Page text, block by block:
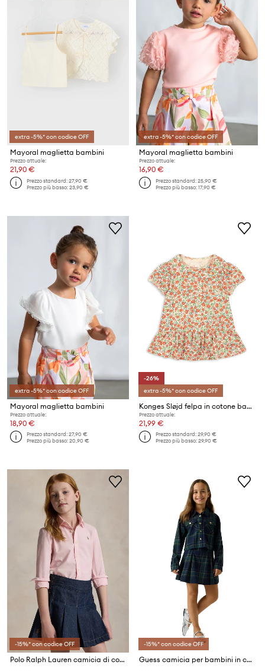
extra -5%* con codice OFF
Mayoral maglietta bambini
Prezzo attuale:
21,90 €
Prezzo standard:27,90 €
Prezzo più basso:23,90 €
extra -5%* con codice OFF
Mayoral maglietta bambini
Prezzo attuale:
16,90 €
Prezzo standard:25,90 €
Prezzo più basso:17,90 €
extra -5%* con codice OFF
Mayoral maglietta bambini
Prezzo attuale:
18,90 €
Prezzo standard:27,90 €
Prezzo più basso:20,90 €
-26%
extra -5%* con codice OFF
Konges Sløjd felpa in cotone bambino/a CLASSIC TEE GOTS
Prezzo attuale:
21,99 €
Prezzo standard:29,90 €
Prezzo più basso:29,90 €
-15%* con codice OFF
Polo Ralph Lauren camicia di cotone per bambini
-15%* con codice OFF
Guess camicia per bambini in cotone